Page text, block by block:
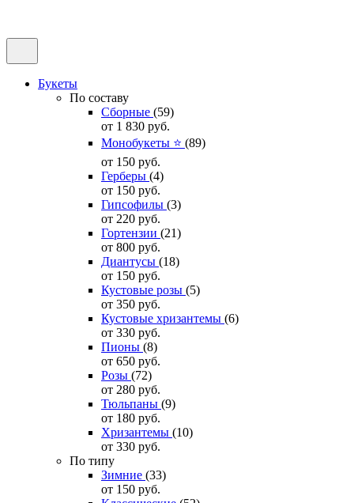
Букеты
По составу
Сборные (59)
от 1 830 руб.
Монобукеты ⭐ (89)
от 150 руб.
Герберы (4)
от 150 руб.
Гипсофилы (3)
от 220 руб.
Гортензии (21)
от 800 руб.
Диантусы (18)
от 150 руб.
Кустовые розы (5)
от 350 руб.
Кустовые хризантемы (6)
от 330 руб.
Пионы (8)
от 650 руб.
Розы (72)
от 280 руб.
Тюльпаны (9)
от 180 руб.
Хризантемы (10)
от 330 руб.
По типу
Зимние (33)
от 150 руб.